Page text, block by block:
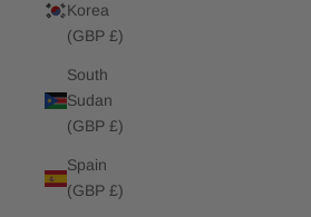
Korea
(GBP £)
South
Sudan
(GBP £)
Spain
(GBP £)